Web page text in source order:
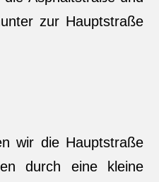
zur Hauptstraße
wir die Hauptstraße
durch eine kleine